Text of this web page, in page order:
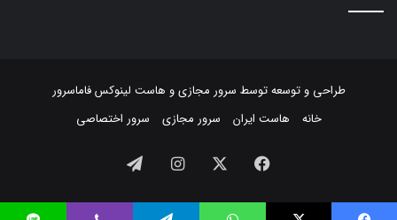
طراحی و توسعه توسط سرور مجازیو هاست لینوکسفاماسرور
خانه
هاست ایران سرور مجازی سرور اختصاصی
فیسبوک ایکس اینستاگرام